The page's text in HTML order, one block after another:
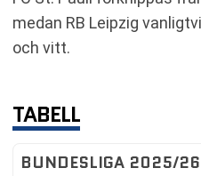
medan RB Leipzig
och vitt.
TABELL
BUNDESLIGA 2025/